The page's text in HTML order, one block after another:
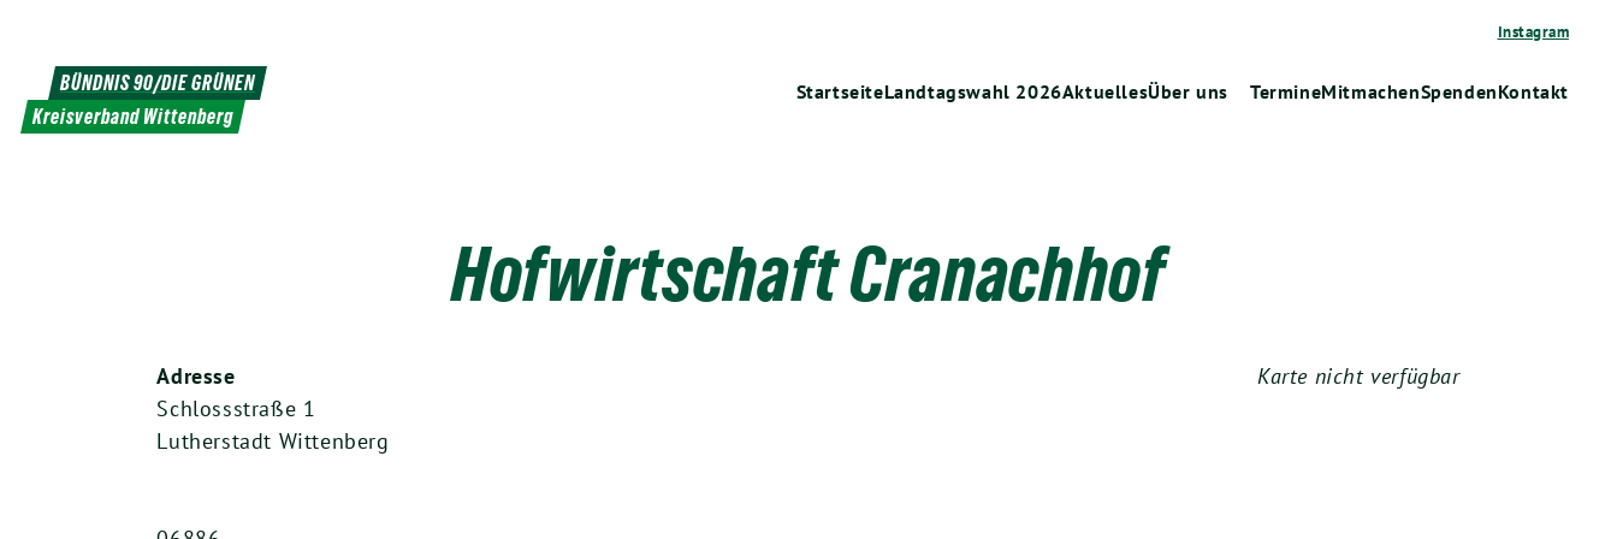
Inhalt
Instagram
BÜNDNIS 90/DIE GRÜNEN
Kreisverband Wittenberg
StartseiteLandtagswahl 2026AktuellesÜber uns TermineMitmachenSpendenKontakt
Hofwirtschaft Cranachhof
Karte nicht verfügbar
Adresse
Schlossstraße 1
Lutherstadt Wittenberg